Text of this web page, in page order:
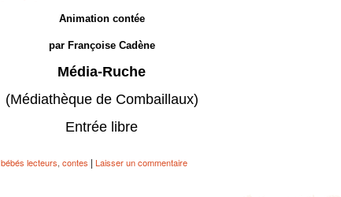
Animation contée
par Françoise Cadène
Média-Ruche
(Médiathèque de Combaillaux)
Entrée libre
bébés lecteurs, contes | Laisser un commentaire